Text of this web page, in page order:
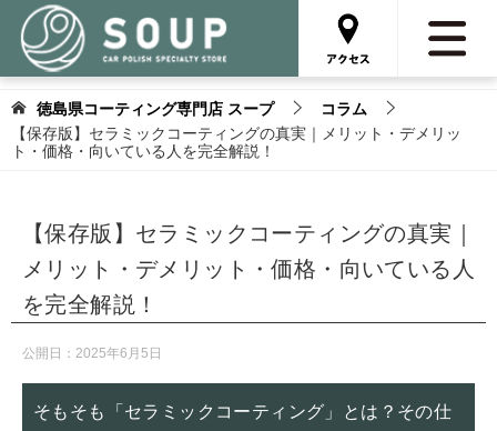
徳島県コーティング専門店 スープ
コラム
【保存版】セラミックコーティングの真実｜メリット・デメリッ
ト・価格・向いている人を完全解説！
【保存版】セラミックコーティングの真実｜
メリット・デメリット・価格・向いている人
を完全解説！
公開日： 2025年6月5日
そもそも「セラミックコーティング」とは？その仕